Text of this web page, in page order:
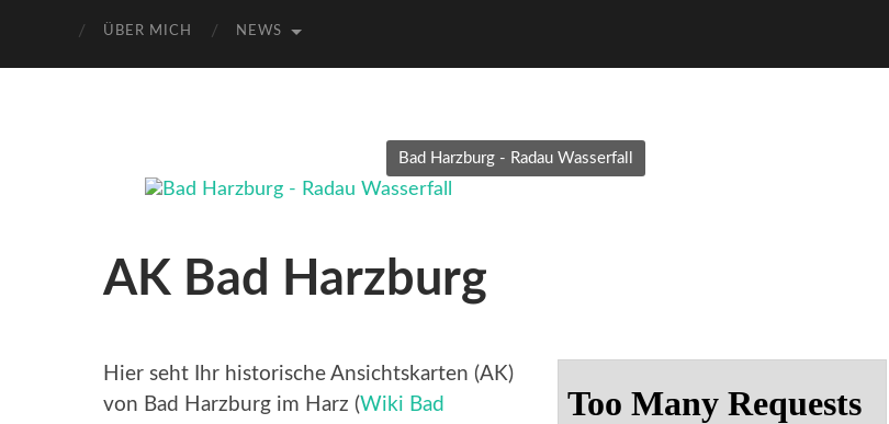
ÜBER MICH NEWS
Bad Harzburg - Radau Wasserfall
AK Bad Harzburg
Hier seht Ihr historische Ansichtskarten (AK)
von Bad Harzburg im Harz (Wiki Bad